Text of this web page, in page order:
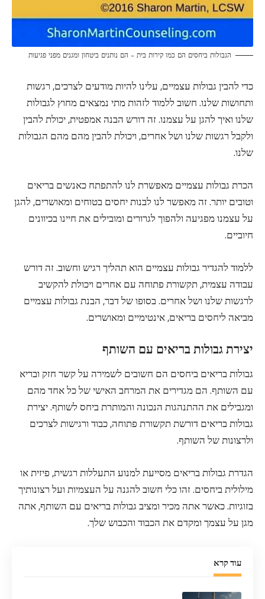
הגבולות ביחסים הם כמו קירות בית – הם נותנים ביטחון ומגנים מפני פגיעות
כדי להבין גבולות עצמיים, עלינו להיות מודעים לצרכים, רגשות
ותחושות שלנו. חשוב ללמוד לזהות מתי נמצאים מחוץ לגבולות
שלנו ואיך להגן על עצמנו. זה דורש הבנה אמפטית, יכולת להבין
ולקבל רגשות שלנו ושל אחרים, ויכולת להבין מהם מהם הגבולות
שלנו.
הכרת גבולות עצמיים מאפשרת לנו להתפתח כאנשים בריאים
וטובים יותר. זה מאפשר לנו לבנות יחסים בטוחים ומאושרים, להגן
על עצמנו מפגיעה ולהפוך לגרורים ומובילים את חיינו בכיוונים
חיוביים.
ללמוד להגדיר גבולות עצמיים הוא תהליך רגיש וחשוב. זה דורש
עבודה עצמית, תקשורת פתוחה עם אחרים ויכולת להקשיב
לרגשות שלנו ושל אחרים. בסופו של דבר, הבנת גבולות עצמיים
מביאה ליחסים בריאים, אינטימיים ומאושרים.
יצירת גבולות בריאים עם השותף
גבולות בריאים ביחסים הם חשובים לשמירה על קשר חזק ובריא
עם השותף. הם מגדירים את המרחב האישי של כל אחד מהם
ומגבילים את ההתנהגות הנכונה והמותרת ביחס לשותף. יצירת
גבולות בריאים דורשת תקשורת פתוחה, כבוד ורגישות לצרכים
ולרצונות של השותף.
הגדרת גבולות בריאים מסייעת למנוע התעללות רגשית, פיזית או
מילולית ביחסים. זהו כלי חשוב להגנה על העצמיות ועל רצונותיך
בזוגיות. כאשר אתה מכיר ומציב גבולות בריאים עם השותף, אתה
מגן על עצמך ומקדם את הכבוד והכבוש שלך.
עוד קרא